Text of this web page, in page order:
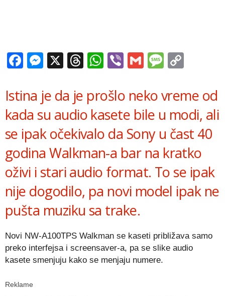
Facebook
Messenger
X Threads
WhatsApp
ViberGmail
Istina je da je prošlo neko vreme od
kada su audio kasete bile u modi, ali
se ipak očekivalo da Sony u čast 40
godina Walkman-a bar na kratko
oživi i stari audio format. To se ipak
nije dogodilo, pa novi model ipak ne
pušta muziku sa trake.
Novi NW-A100TPS Walkman se kaseti približava samo
preko interfejsa i screensaver-a, pa se slike audio
kasete smenjuju kako se menjaju numere.
Reklame